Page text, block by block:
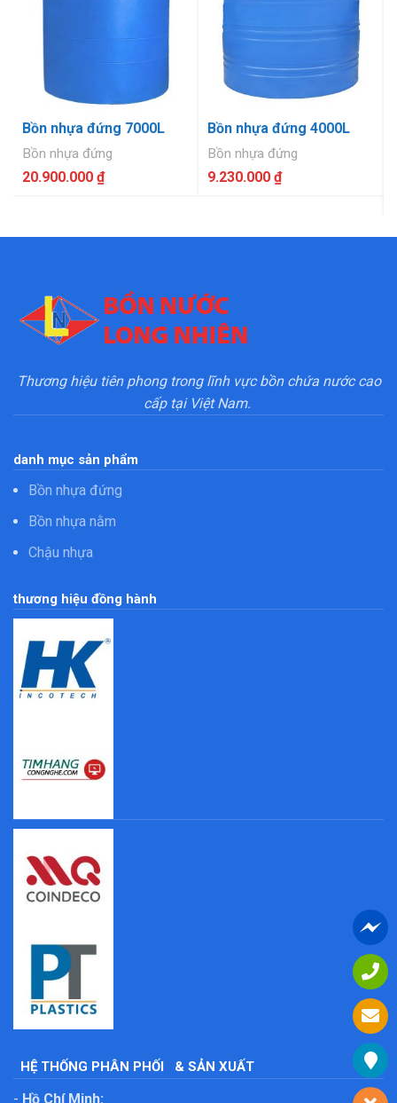
Bồn nhựa đứng 7000L
Bồn nhựa đứng
20.900.000 ₫
Bồn nhựa đứng 4000L
Bồn nhựa đứng
9.230.000 ₫
Thương hiệu tiên phong trong lĩnh vực bồn chứa nước cao
cấp tại Việt Nam.
danh mục sản phẩm
Bồn nhựa đứng
Bồn nhựa nằm
Chậu nhựa
thương hiệu đồng hành
HỆ THỐNG PHÂN PHỐI & SẢN XUẤT
- Hồ Chí Minh: